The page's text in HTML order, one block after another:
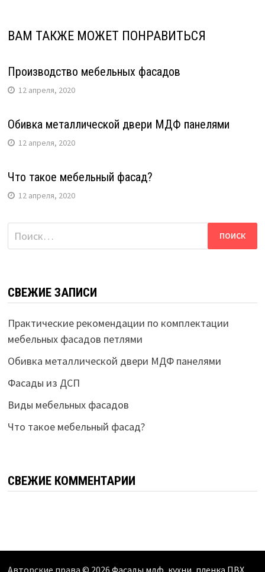
ВАМ ТАКЖЕ МОЖЕТ ПОНРАВИТЬСЯ
Производство мебельных фасадов
12 апреля, 2020
Обивка металлической двери МДФ панелями
12 апреля, 2020
Что такое мебельный фасад?
12 апреля, 2020
Найти:
СВЕЖИЕ ЗАПИСИ
Практические рекомендации по комплектации
мебельных фасадов петлями
Обивка металлической двери МДФ панелями
Фасады из ДСП
Виды мебельных фасадов
Что такое мебельный фасад?
СВЕЖИЕ КОММЕНТАРИИ
Авторские права © 2026 Фасады мдф, кухни, пленка ПВХ,